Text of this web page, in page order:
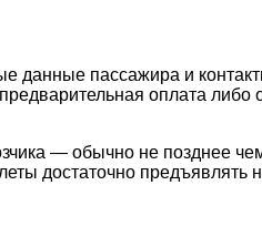
данные пассажира и
оплата
— обычно не позднее
достаточно